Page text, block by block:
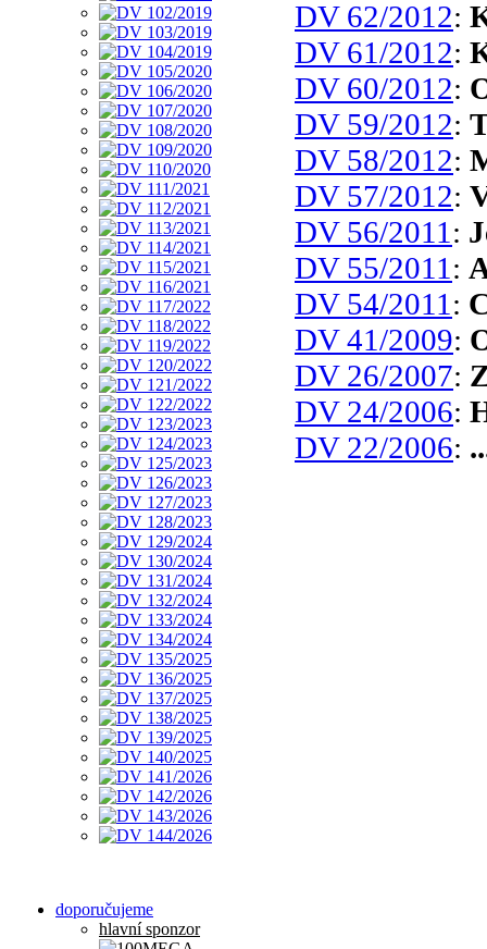
doporučujeme
hlavní sponzor
DV 62/2012:
DV 61/2012:
DV 60/2012:
DV 59/2012:
DV 58/2012:
DV 57/2012:
DV 56/2011 :
DV 55/2011 :
DV 54/2011 :
DV 41/2009:
DV 26/2007:
DV 24/2006:
DV 22/2006: